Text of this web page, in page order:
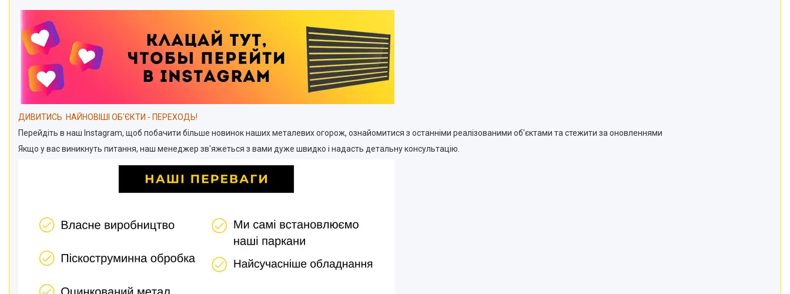
ДИВИТИСЬ НАЙНОВІШІ ОБ'ЄКТИ - ПЕРЕХОДЬ!
Перейдіть в наш Instagram, щоб побачити більше новинок наших металевих огорож, ознайомитися з останніми реалізованими об'єктами та стежити за оновленнями
Якщо у вас виникнуть питання, наш менеджер зв'яжеться з вами дуже швидко і надасть детальну консультацію.